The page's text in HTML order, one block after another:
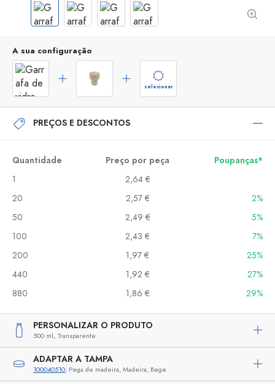
A sua configuração
selecionar
PREÇOS E DESCONTOS
Quantidade Preço por peça
Poupanças*
1
2,64 €
20
2,57 €
2%
50
2,49 €
5%
100
2,43 €
7%
200
1,97 €
25%
440
1,92 €
27%
880
1,86 € 29%
PERSONALIZAR O PRODUTO
500 ml, Transparente
ADAPTAR A TAMPA
100040510, Pega de madeira, Madeira, Bege